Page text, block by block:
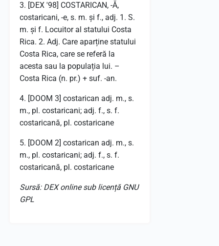
3. [DEX '98] COSTARICAN, -Ă,
costaricani, -e, s. m. și f., adj. 1. S.
m. și f. Locuitor al statului Costa
Rica. 2. Adj. Care aparține statului
Costa Rica, care se referă la
acesta sau la populația lui. –
Costa Rica (n. pr.) + suf. -an.
4. [DOOM 3] costarican adj. m., s.
m., pl. costaricani; adj. f., s. f.
costaricană, pl. costaricane
5. [DOOM 2] costarican adj. m., s.
m., pl. costaricani; adj. f., s. f.
costaricană, pl. costaricane
Sursă: DEX online sub licență GNU
GPL